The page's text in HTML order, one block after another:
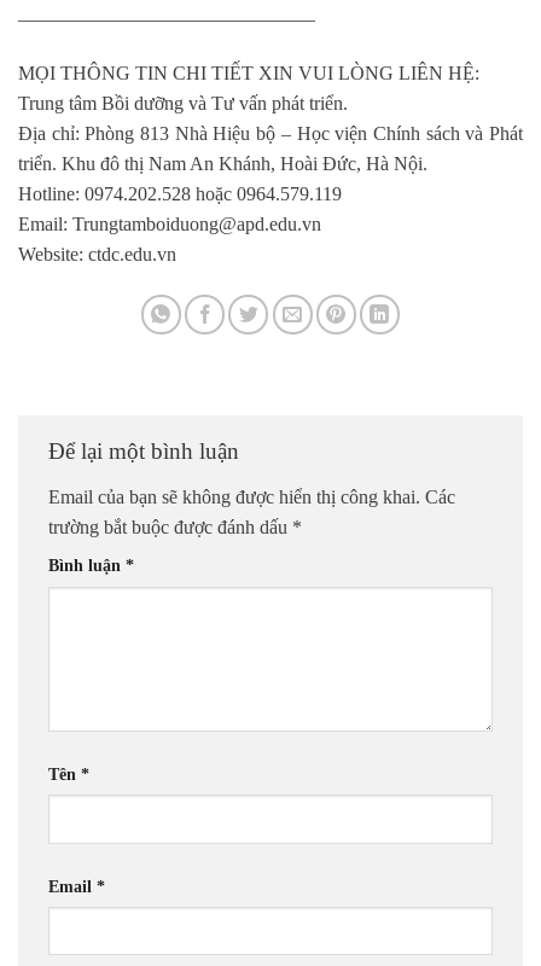
—————————————————–
MỌI THÔNG TIN CHI TIẾT XIN VUI LÒNG LIÊN HỆ:
Trung tâm Bồi dưỡng và Tư vấn phát triển.
Địa chỉ: Phòng 813 Nhà Hiệu bộ – Học viện Chính sách và Phát
triển. Khu đô thị Nam An Khánh, Hoài Đức, Hà Nội.
Hotline: 0974.202.528 hoặc 0964.579.119
Email: Trungtamboiduong@apd.edu.vn
Website: ctdc.edu.vn
Để lại một bình luận
Email của bạn sẽ không được hiển thị công khai. Các
trường bắt buộc được đánh dấu *
Bình luận *
Tên *
Email *